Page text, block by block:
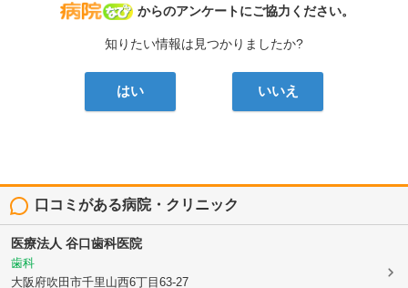
病院なび
からのアンケートにご協力ください。
知りたい情報は見つかりましたか?
はい いいえ
口コミがある病院・クリニック
医療法人 谷口歯科医院
歯科
大阪府吹田市千里山西6丁目63-27